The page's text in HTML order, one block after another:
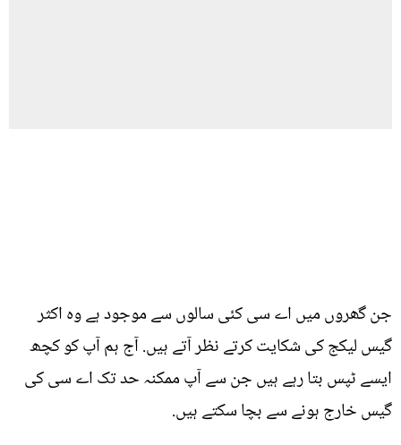
جن گھروں میں اے سی کئی سالوں سے موجود ہے وہ اکثر
گیس لیکج کی شکایت کرتے نظر آتے ہیں. آج ہم آپ کو کچھ
ایسے ٹپس بتا رہے ہیں جن سے آپ ممکنہ حد تک اے سی کی
گیس خارج ہونے سے بچا سکتے ہیں.